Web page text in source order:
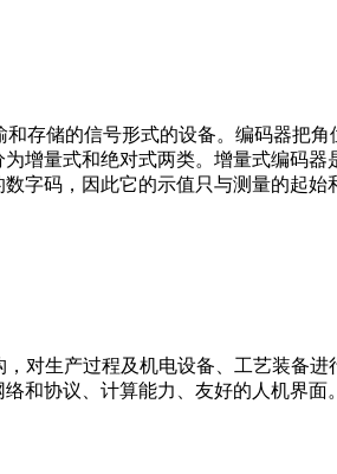
存储的信号形式的设备。编码器把
增量式和绝对式两类。增量式编码
码，因此它的示值只与测量的起始
，对生产过程及机电设备、工艺装备
和协议、计算能力、友好的人机界